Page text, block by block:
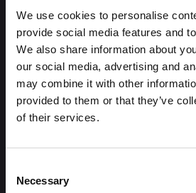
We use cookies to personalise
provide social media features and
We also share information about
our social media, advertising and
may combine it with other
provided to them or that they’ve
of their services.
Selection
Necessary